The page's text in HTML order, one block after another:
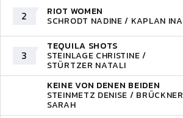
2 RIOT WOMEN
SCHRODT NADINE / KAPLAN INA
3
TEQUILA SHOTS
STEINLAGE CHRISTINE /
STÜRTZER NATALI
KEINE VON DENEN BEIDEN
STEINMETZ DENISE / BRÜCKNER
SARAH